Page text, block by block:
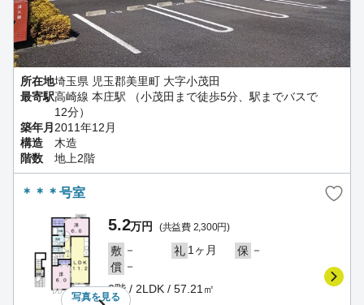
所在地埼玉県 児玉郡美里町 大字小茂田
最寄駅高崎線 本庄駅 （小茂田まで徒歩5分、駅までバスで
12分）
築年月2011年12月
構造
木造
階数
地上2階
＊＊＊号室
写真を見る
5.2万円 (共益費 2,300円)
敷 － 礼 1ヶ月 保 －
償 －
2階 / 2LDK / 57.21㎡